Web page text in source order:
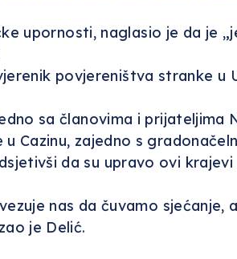
upornosti, naglasio je da je
povjereništva stranke u
sa članovima i prijateljima
Cazinu, zajedno s
da su upravo ovi krajevi
nas da čuvamo sjećanje,
je Delić.